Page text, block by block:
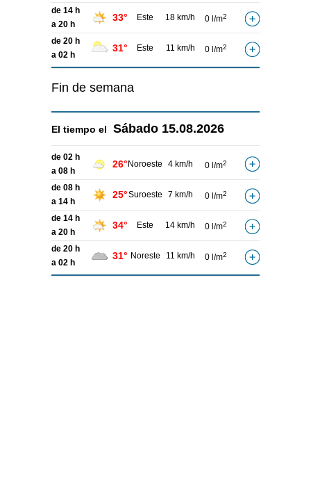
de 14 h
a 20 h
33° Este 18 km/h 0 l/m2
de 20 h
a 02 h
31° Este 11 km/h 0 l/m2
Fin de semana
El tiempo el Sábado 15.08.2026
de 02 h
a 08 h
26° Noroeste 4 km/h 0 l/m2
de 08 h
a 14 h
25°Suroeste 7 km/h 0 l/m2
de 14 h
a 20 h
34° Este 14 km/h 0 l/m2
de 20 h
a 02 h
31° Noreste 11 km/h 0 l/m2